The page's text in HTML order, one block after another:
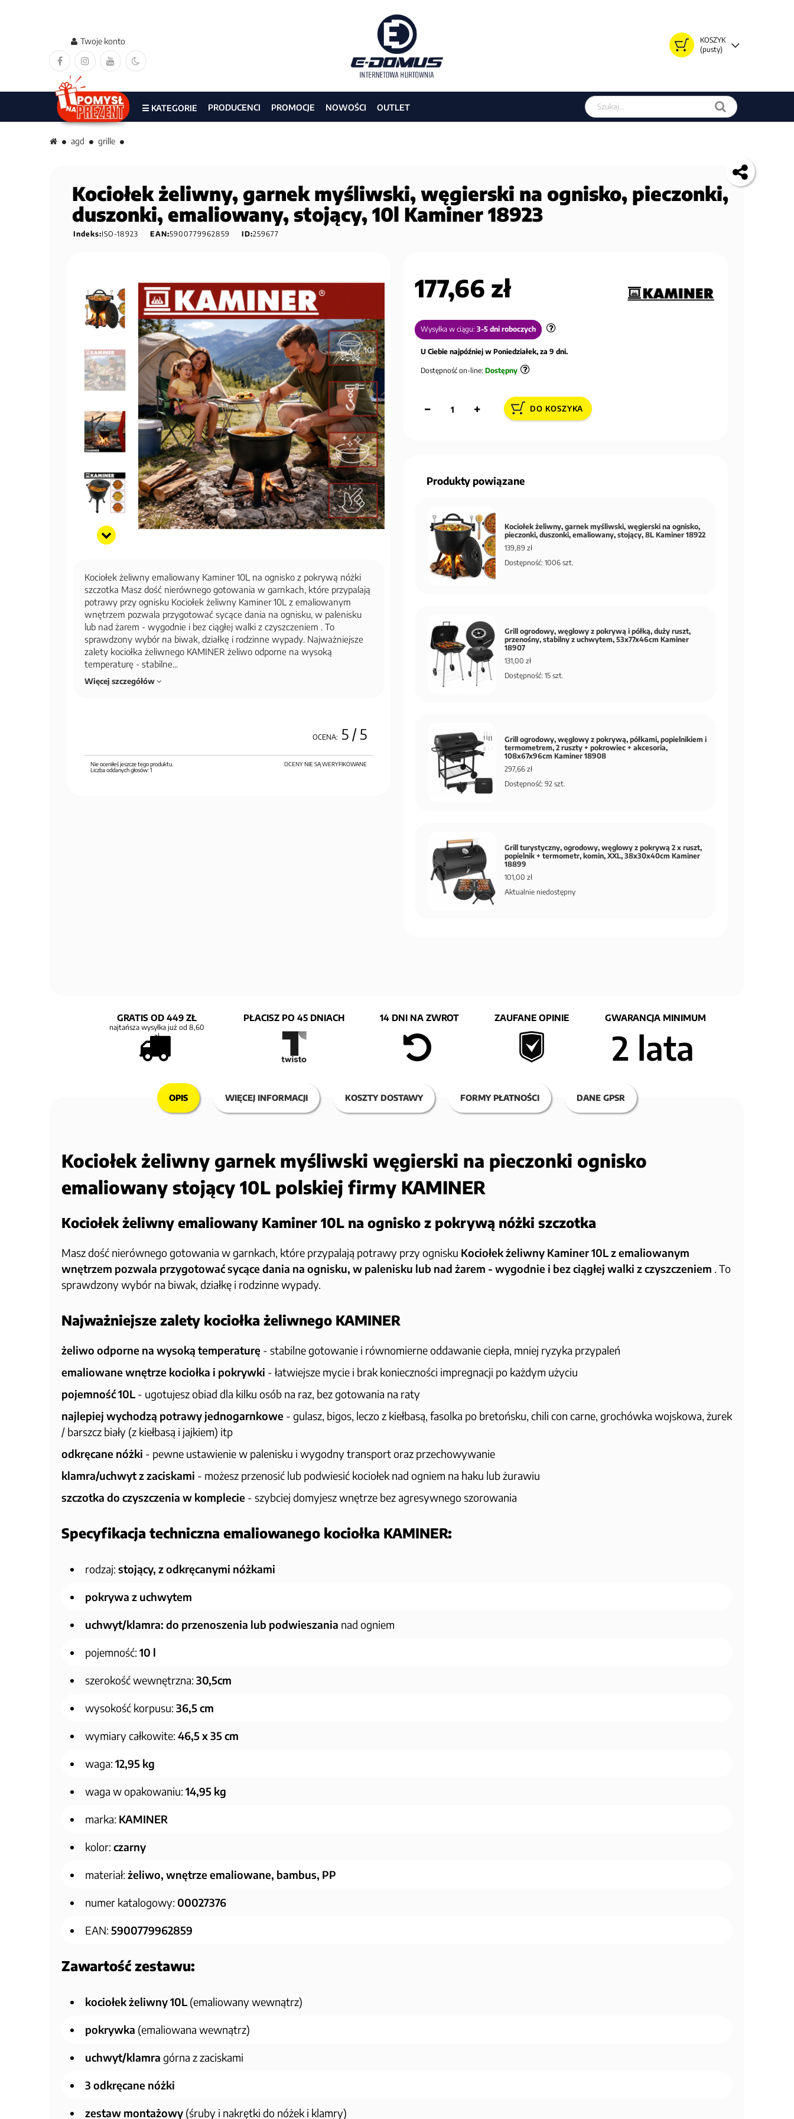
KOSZYK
(pusty)
Twoje konto
Szukaj w sklepie
☰ KATEGORIE PRODUCENCI PROMOCJE NOWOŚCI OUTLET
agd grille
Kociołek żeliwny, garnek myśliwski, węgierski na ognisko, pieczonki,
duszonki, emaliowany, stojący, 10l Kaminer 18923
Indeks:ISO-18923 EAN:5900779962859 ID:259677
Kociołek żeliwny emaliowany Kaminer 10L na ognisko z pokrywą nóżki
szczotka Masz dość nierównego gotowania w garnkach, które przypalają
potrawy przy ognisku Kociołek żeliwny Kaminer 10L z emaliowanym
wnętrzem pozwala przygotować sycące dania na ognisku, w palenisku
lub nad żarem - wygodnie i bez ciągłej walki z czyszczeniem . To
sprawdzony wybór na biwak, działkę i rodzinne wypady. Najważniejsze
zalety kociołka żeliwnego KAMINER żeliwo odporne na wysoką
temperaturę - stabilne...
Więcej szczegółów
OCENA: 5/ 5
OCENY NIE SĄ WERYFIKOWANE
Nie oceniłeś jeszcze tego produktu.
Liczba oddanych głosów:1
177,66 zł
Wysyłka w ciągu: 3-5 dni roboczych
U Ciebie najpóźniej w Poniedziałek, za 9 dni.
Dostępność on-line: Dostępny
DO KOSZYKA
Produkty powiązane
Kociołek żeliwny, garnek myśliwski, węgierski na ognisko,
pieczonki, duszonki, emaliowany, stojący, 8L Kaminer 18922
139,89 zł
Dostępność: 1006 szt.
Grill ogrodowy, węglowy z pokrywą i półką, duży ruszt,
przenośny, stabilny z uchwytem, 53x77x46cm Kaminer
18907
131,00 zł
Dostępność: 15 szt.
Grill ogrodowy, węglowy z pokrywą, półkami, popielnikiem i
termometrem, 2 ruszty + pokrowiec + akcesoria,
108x67x96cm Kaminer 18908
297,66 zł
Dostępność: 92 szt.
Grill turystyczny, ogrodowy, węglowy z pokrywą 2 x ruszt,
popielnik + termometr, komin, XXL, 38x30x40cm Kaminer
18899
101,00 zł
Aktualnie niedostępny
GRATIS OD 449 ZŁ
najtańsza wysyłka już od 8,60
zł
PŁACISZ PO 45 DNIACH 14 DNI NA ZWROT ZAUFANE OPINIE GWARANCJA MINIMUM
2 lata
OPIS WIĘCEJ INFORMACJI KOSZTY DOSTAWY FORMY PŁATNOŚCI DANE GPSR
Kociołek żeliwny garnek myśliwski węgierski na pieczonki ognisko
emaliowany stojący 10L polskiej firmy KAMINER
Kociołek żeliwny emaliowany Kaminer 10L na ognisko z pokrywą nóżki szczotka
Masz dość nierównego gotowania w garnkach, które przypalają potrawy przy ognisku Kociołek żeliwny Kaminer 10L z emaliowanym
wnętrzem pozwala przygotować sycące dania na ognisku, w palenisku lub nad żarem - wygodnie i bez ciągłej walki z czyszczeniem . To
sprawdzony wybór na biwak, działkę i rodzinne wypady.
Najważniejsze zalety kociołka żeliwnego KAMINER
żeliwo odporne na wysoką temperaturę - stabilne gotowanie i równomierne oddawanie ciepła, mniej ryzyka przypaleń
emaliowane wnętrze kociołka i pokrywki - łatwiejsze mycie i brak konieczności impregnacji po każdym użyciu
pojemność 10L - ugotujesz obiad dla kilku osób na raz, bez gotowania na raty
najlepiej wychodzą potrawy jednogarnkowe - gulasz, bigos, leczo z kiełbasą, fasolka po bretońsku, chili con carne, grochówka wojskowa, żurek
/ barszcz biały (z kiełbasą i jajkiem) itp
odkręcane nóżki - pewne ustawienie w palenisku i wygodny transport oraz przechowywanie
klamra/uchwyt z zaciskami - możesz przenosić lub podwiesić kociołek nad ogniem na haku lub żurawiu
szczotka do czyszczenia w komplecie - szybciej domyjesz wnętrze bez agresywnego szorowania
Specyfikacja techniczna emaliowanego kociołka KAMINER:
rodzaj: stojący, z odkręcanymi nóżkami
pokrywa z uchwytem
uchwyt/klamra: do przenoszenia lub podwieszania nad ogniem
pojemność: 10 l
szerokość wewnętrzna: 30,5cm
wysokość korpusu: 36,5 cm
wymiary całkowite: 46,5 x 35 cm
waga: 12,95 kg
waga w opakowaniu: 14,95 kg
marka: KAMINER
kolor: czarny
materiał: żeliwo, wnętrze emaliowane, bambus, PP
numer katalogowy: 00027376
EAN: 5900779962859
Zawartość zestawu:
kociołek żeliwny 10L (emaliowany wewnątrz)
pokrywka (emaliowana wewnątrz)
uchwyt/klamra górna z zaciskami
3 odkręcane nóżki
zestaw montażowy (śruby i nakrętki do nóżek i klamry)